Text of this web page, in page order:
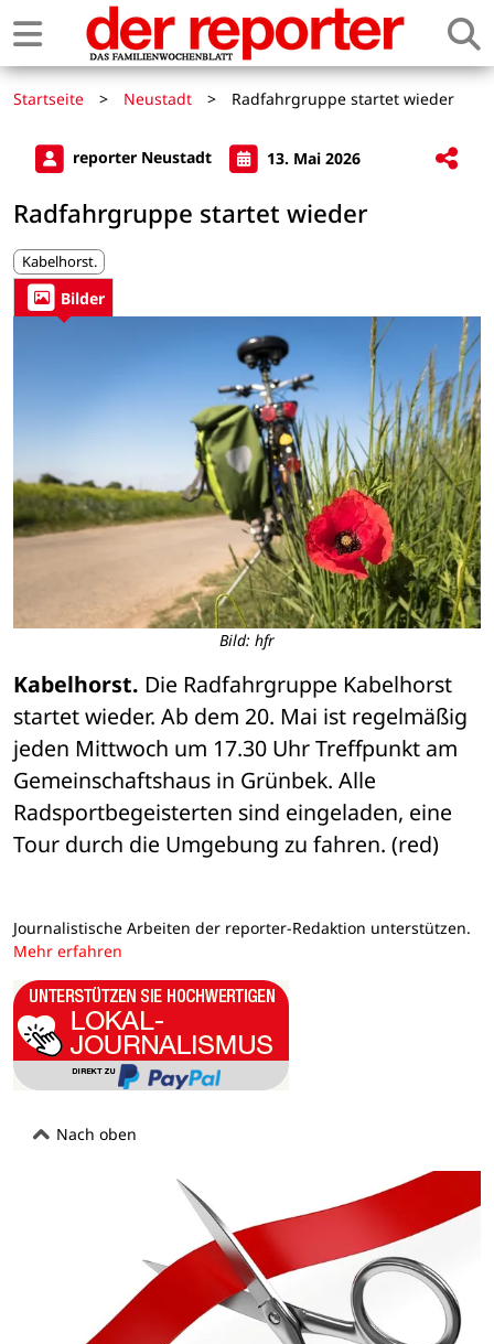
Startseite > Neustadt > Radfahrgruppe startet wieder
reporter Neustadt 13. Mai 2026
Radfahrgruppe startet wieder
Kabelhorst.
Bilder
Bild: hfr
Kabelhorst. Die Radfahrgruppe Kabelhorst
startet wieder. Ab dem 20. Mai ist regelmäßig
jeden Mittwoch um 17.30 Uhr Treffpunkt am
Gemeinschaftshaus in Grünbek. Alle
Radsportbegeisterten sind eingeladen, eine
Tour durch die Umgebung zu fahren. (red)
Journalistische Arbeiten der reporter-Redaktion unterstützen.
Mehr erfahren
Nach oben